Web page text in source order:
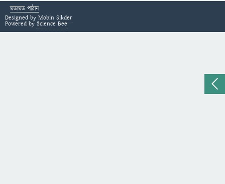
মতামত পাঠান
Designed by Mobin Sikder
Powered by Science Bee